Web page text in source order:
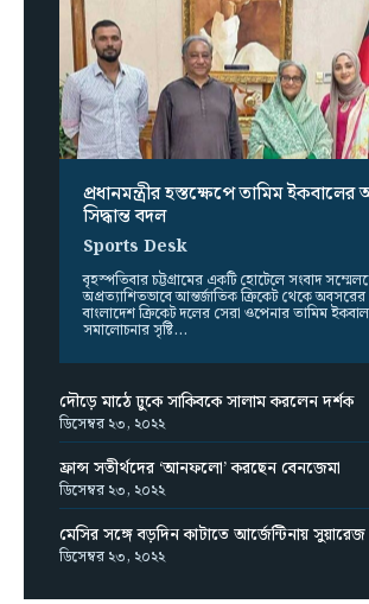
প্রধানমন্ত্রীর হস্তক্ষেপে তামিম
সিদ্ধান্ত বদল
Sports Desk
বৃহস্পতিবার চট্টগ্রামের একটি হোটেলে সংবাদ
অপ্রত্যাশিতভাবে আন্তর্জাতিক ক্রিকেট থেকে
বাংলাদেশ ক্রিকেট দলের সেরা ওপেনার তামিম
সমালোচনার সৃষ্টি...
দৌড়ে মাঠে ঢুকে সাকিবকে সালাম করলেন দর্শক
ডিসেম্বর ২৩, ২০২২
ফ্রান্স সতীর্থদের ‘আনফলো’ করছেন বেনজেমা
ডিসেম্বর ২৩, ২০২২
মেসির সঙ্গে বড়দিন কাটাতে আর্জেন্টিনায় সুয়ারেজ
ডিসেম্বর ২৩, ২০২২